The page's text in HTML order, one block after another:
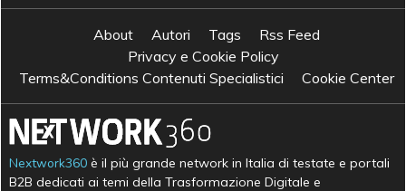
About Autori Tags
Rss Feed
Privacy e Cookie Policy
Terms&Conditions Contenuti Specialistici
Cookie Center
Nextwork360 è il più grande network in Italia di testate e portali
B2B dedicati ai temi della Trasformazione Digitale e